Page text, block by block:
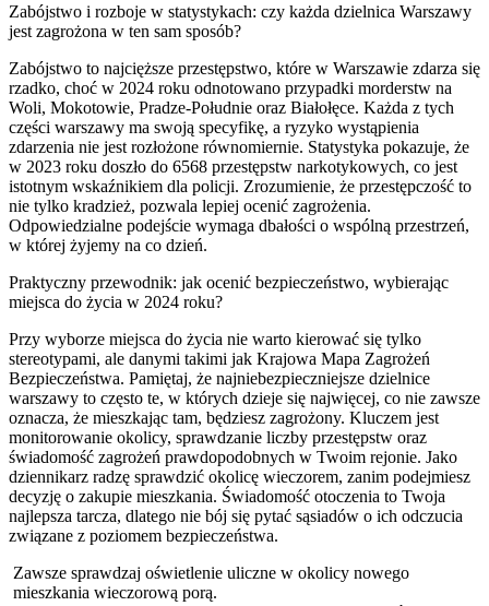
Zabójstwo i rozboje w statystykach: czy każda dzielnica Warszawy
jest zagrożona w ten sam sposób?
Zabójstwo to najcięższe przestępstwo, które w Warszawie zdarza się
rzadko, choć w 2024 roku odnotowano przypadki morderstw na
Woli, Mokotowie, Pradze-Południe oraz Białołęce. Każda z tych
części warszawy ma swoją specyfikę, a ryzyko wystąpienia
zdarzenia nie jest rozłożone równomiernie. Statystyka pokazuje, że
w 2023 roku doszło do 6568 przestępstw narkotykowych, co jest
istotnym wskaźnikiem dla policji. Zrozumienie, że przestępczość to
nie tylko kradzież, pozwala lepiej ocenić zagrożenia.
Odpowiedzialne podejście wymaga dbałości o wspólną przestrzeń,
w której żyjemy na co dzień.
Praktyczny przewodnik: jak ocenić bezpieczeństwo, wybierając
miejsca do życia w 2024 roku?
Przy wyborze miejsca do życia nie warto kierować się tylko
stereotypami, ale danymi takimi jak Krajowa Mapa Zagrożeń
Bezpieczeństwa. Pamiętaj, że najniebezpieczniejsze dzielnice
warszawy to często te, w których dzieje się najwięcej, co nie zawsze
oznacza, że mieszkając tam, będziesz zagrożony. Kluczem jest
monitorowanie okolicy, sprawdzanie liczby przestępstw oraz
świadomość zagrożeń prawdopodobnych w Twoim rejonie. Jako
dziennikarz radzę sprawdzić okolicę wieczorem, zanim podejmiesz
decyzję o zakupie mieszkania. Świadomość otoczenia to Twoja
najlepsza tarcza, dlatego nie bój się pytać sąsiadów o ich odczucia
związane z poziomem bezpieczeństwa.
Zawsze sprawdzaj oświetlenie uliczne w okolicy nowego
mieszkania wieczorową porą.